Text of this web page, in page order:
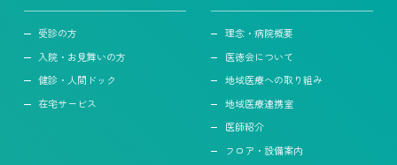
受診の方
入院・お見舞いの方
健診・人間ドック
在宅サービス
理念・病院概要
医徳会について
地域医療への取り組み
地域医療連携室
医師紹介
フロア・設備案内